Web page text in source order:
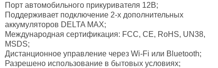
Порт автомобильного прикуривателя 12В;
Поддерживает подключение 2-х дополнительных
аккумуляторов DELTA MAX;
Международная сертификация: FCC, CE, RoHS, UN38,
MSDS;
Дистанционное управление через Wi-Fi или Bluetooth;
Разрешено использование в бытовых условиях;